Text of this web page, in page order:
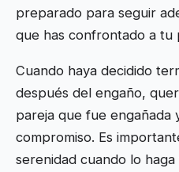
preparado para seguir
que has confrontado a tu
Cuando haya decidido
después del engaño,
pareja que fue engañada
compromiso. Es
serenidad cuando lo